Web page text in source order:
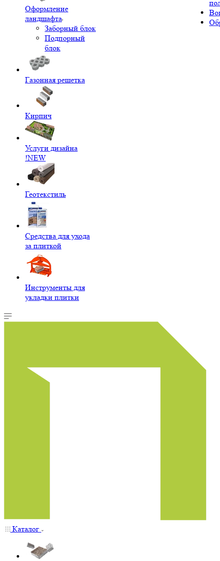
Оформление
ландшафта
Заборный блок
Подпорный
блок
Газонная решетка
Кирпич
Услуги дизайна
!NEW
Геотекстиль
Средства для ухода
за плиткой
Инструменты для
укладки плитки
Каталог